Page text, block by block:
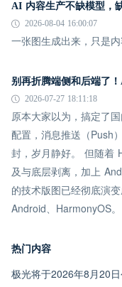
AI 内容生产不缺模型，
2026-08-04 16:00:07
一张图生成出来，只是内
2026-07-27 18:11:18
原本大家以为，搞定了
配置，消息推送（Push
封，岁月静好。 但随着
及与底层剥离，加上
的技术版图已经彻底演
Android、HarmonyOS。
热门内容
极光将于2026年8月20